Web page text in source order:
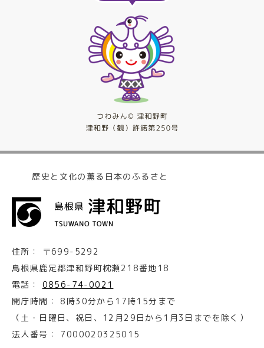
歴史と文化の薫る日本のふるさと
住所：
〒699-5292
島根県鹿足郡津和野町枕瀬218番地18
電話：
0856-74-0021
開庁時間：
8時30分から17時15分まで
（土・日曜日、祝日、12月29日から1月3日までを除く）
法人番号：
7000020325015